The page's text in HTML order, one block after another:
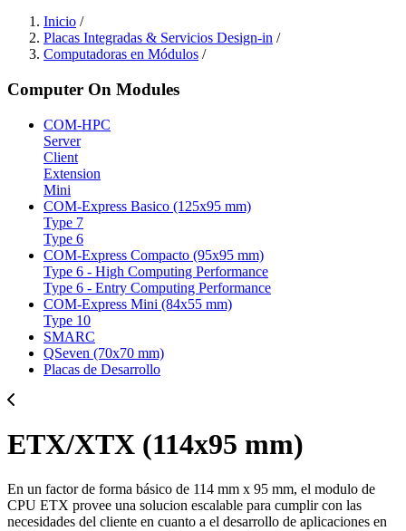
Inicio /
Placas Integradas & Servicios Design-in /
Computadoras en Módulos /
Computer On Modules
COM-HPC
Server
Client
Extension
Mini
COM-Express Basico (125x95 mm)
Type 7
Type 6
COM-Express Compacto (95x95 mm)
Type 6 - High Computing Performance
Type 6 - Entry Computing Performance
COM-Express Mini (84x55 mm)
Type 10
SMARC
QSeven (70x70 mm)
Placas de Desarrollo
ETX/XTX (114x95 mm)
En un factor de forma básico de 114 mm x 95 mm, el modulo de
CPU ETX provee una solucion escalable para cumplir con las
necesidades del cliente en cuanto a el desarrollo de aplicaciones en